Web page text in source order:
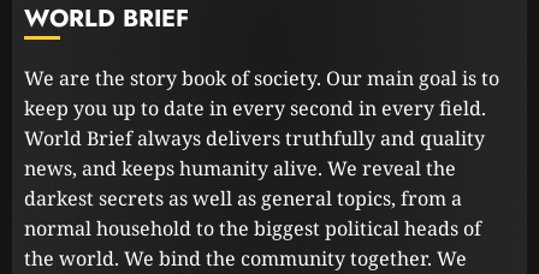
WORLD BRIEF
We are the story book of society. Our main goal is to
keep you up to date in every second in every field.
World Brief always delivers truthfully and quality
news, and keeps humanity alive. We reveal the
darkest secrets as well as general topics, from a
normal household to the biggest political heads of
the world. We bind the community together. We